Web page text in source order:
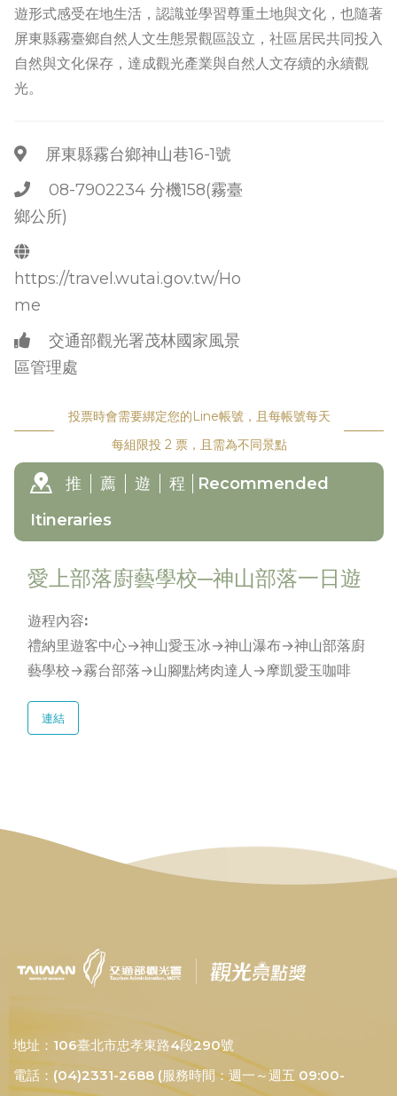
遊形式感受在地生活，認識並學習尊重土地與文化，也隨著
屏東縣霧臺鄉自然人文生態景觀區設立，社區居民共同投入
自然與文化保存，達成觀光產業與自然人文存續的永續觀
光。
屏東縣霧台鄉神山巷16-1號
08-7902234 分機158(霧臺
鄉公所)
https://travel.wutai.gov.tw/Ho
me
交通部觀光署茂林國家風景
區管理處
投票時會需要綁定您的Line帳號，且每帳號每天
每組限投 2 票，且需為不同景點
推 薦 遊 程
Recommended
Itineraries
愛上部落廚藝學校─神山部落一日遊
遊程內容:
禮納里遊客中心→神山愛玉冰→神山瀑布→神山部落廚
藝學校→霧台部落→山腳點烤肉達人→摩凱愛玉咖啡
連結
地址：106臺北市忠孝東路4段290號
電話：(04)2331-2688 (服務時間：週一～週五 09:00-